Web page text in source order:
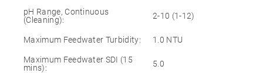
pH Range, Continuous
(Cleaning):
2-10 (1-12)
Maximum Feedwater Turbidity: 1.0 NTU
Maximum Feedwater SDI (15
mins):
5.0